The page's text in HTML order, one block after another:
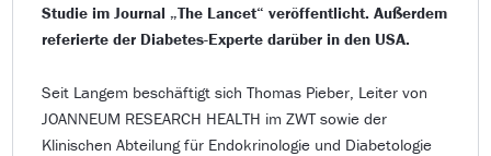
Studie im Journal „The Lancet“ veröffentlicht. Außerdem
referierte der Diabetes-Experte darüber in den USA.
Seit Langem beschäftigt sich Thomas Pieber, Leiter von
JOANNEUM RESEARCH HEALTH im ZWT sowie der
Klinischen Abteilung für Endokrinologie und Diabetologie